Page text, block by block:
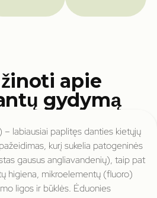
apie
gydymą
– labiausiai paplitęs danties kietųjų
kurį sukelia patogeninės
gausus angliavandenių), taip pat
higiena, mikroelementų (fluoro)
ligos ir būklės. Ėduonies